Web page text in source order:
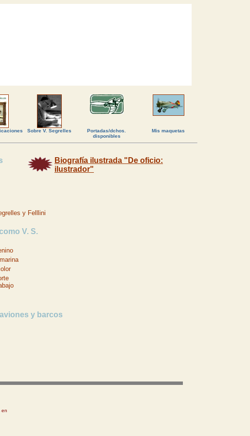
Sobre V. Segrelles
Portadas/dchos.
disponibles
Mis maquetas
Biografía ilustrada "De oficio:
ilustrador"
y Felllini
V. S.
y barcos
en